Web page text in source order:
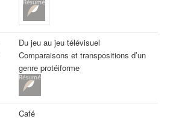
Du jeu au jeu télévisuel
Comparaisons et transpositions d’un
genre protéiforme
Café